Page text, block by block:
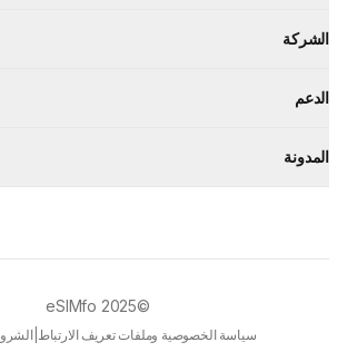
الشركة
الدعم
المدونة
©2025
eSIMfo
سياسة الخصوصية وملفات تعريف الارتباط |